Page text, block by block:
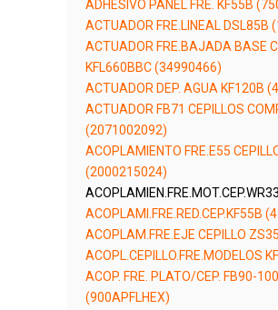
ADHESIVO PANEL FRE. KF55B
ACTUADOR FRE.LINEAL DSL85B
ACTUADOR FRE.BAJADA BASE
KFL660BBC (34990466)
ACTUADOR DEP. AGUA KF120B
ACTUADOR FB71 CEPILLOS
(2071002092)
ACOPLAMIENTO FRE.E55
(2000215024)
ACOPLAMI.FRE.RED.CEP.KF55B
ACOPLAM.FRE.EJE CEPILLO
ACOPL.CEPILLO.FRE.MODELOS
ACOP. FRE. PLATO/CEP. FB90-100
(900APFLHEX)